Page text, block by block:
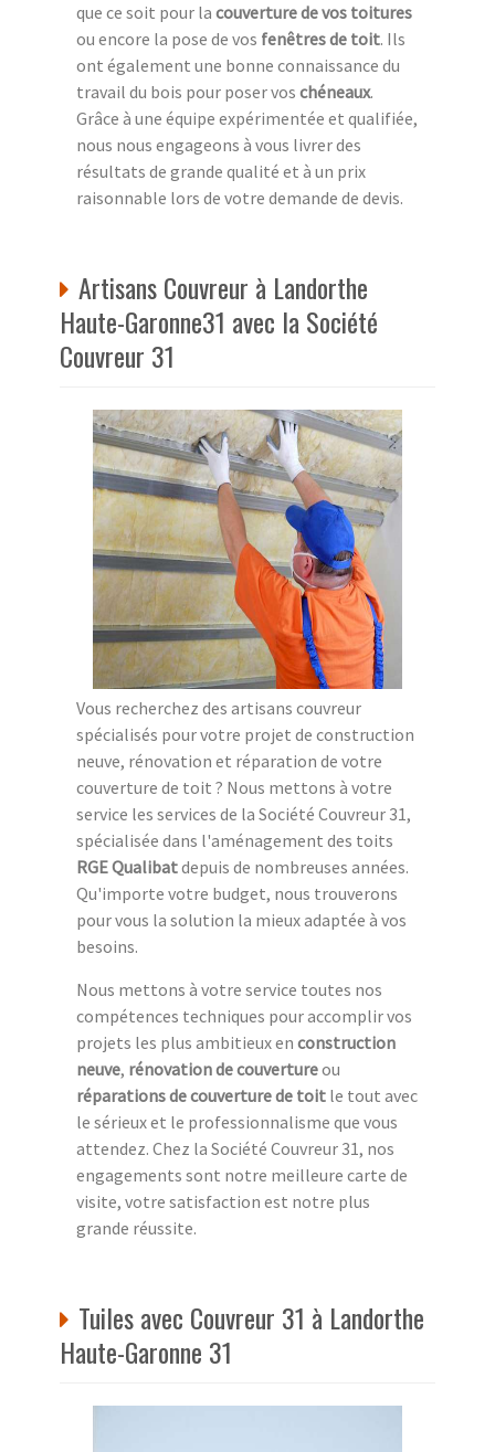
que ce soit pour la couverture de vos toitures
ou encore la pose de vos fenêtres de toit. Ils
ont également une bonne connaissance du
travail du bois pour poser vos chéneaux.
Grâce à une équipe expérimentée et qualifiée,
nous nous engageons à vous livrer des
résultats de grande qualité et à un prix
raisonnable lors de votre demande de devis.
Artisans Couvreur à Landorthe
Haute-Garonne31 avec la Société
Couvreur 31
Vous recherchez des artisans couvreur
spécialisés pour votre projet de construction
neuve, rénovation et réparation de votre
couverture de toit ? Nous mettons à votre
service les services de la Société Couvreur 31,
spécialisée dans l'aménagement des toits
RGE Qualibatdepuis de nombreuses années.
Qu'importe votre budget, nous trouverons
pour vous la solution la mieux adaptée à vos
besoins.
Nous mettons à votre service toutes nos
compétences techniques pour accomplir vos
projets les plus ambitieux en construction
neuve, rénovation de couvertureou
réparations de couverture de toit le tout avec
le sérieux et le professionnalisme que vous
attendez. Chez la Société Couvreur 31, nos
engagements sont notre meilleure carte de
visite, votre satisfaction est notre plus
grande réussite.
Tuiles avec Couvreur 31 à Landorthe
Haute-Garonne 31